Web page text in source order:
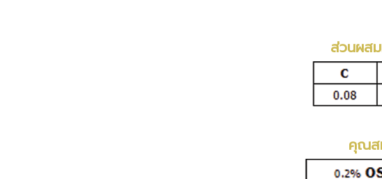
ส่วนผสม
คุณส